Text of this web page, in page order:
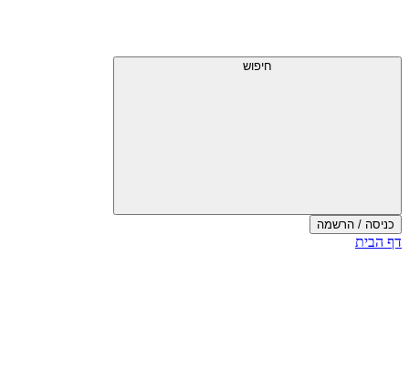
עליון
חיפוש
כניסה / הרשמה
סוף
דף הבית